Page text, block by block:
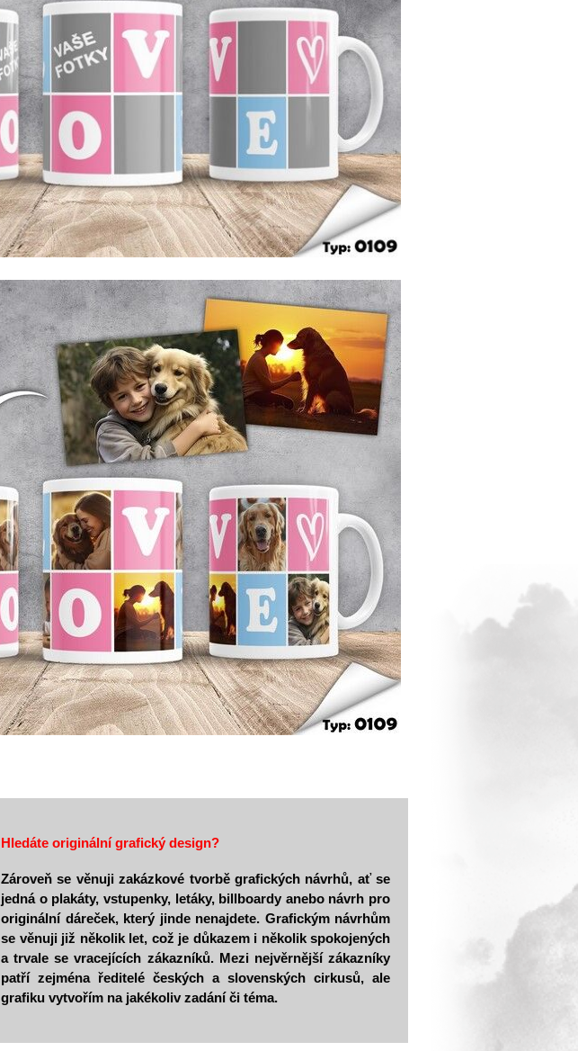
Hledáte originální grafický design?
Zároveň se věnuji zakázkové tvorbě grafických návrhů, ať se
jedná o plakáty, vstupenky, letáky, billboardy anebo návrh pro
originální dáreček, který jinde nenajdete. Grafickým návrhům
se věnuji již několik let, což je důkazem i několik spokojených
a trvale se vracejících zákazníků. Mezi nejvěrnější zákazníky
patří zejména ředitelé českých a slovenských cirkusů, ale
grafiku vytvořím na jakékoliv zadání či téma.